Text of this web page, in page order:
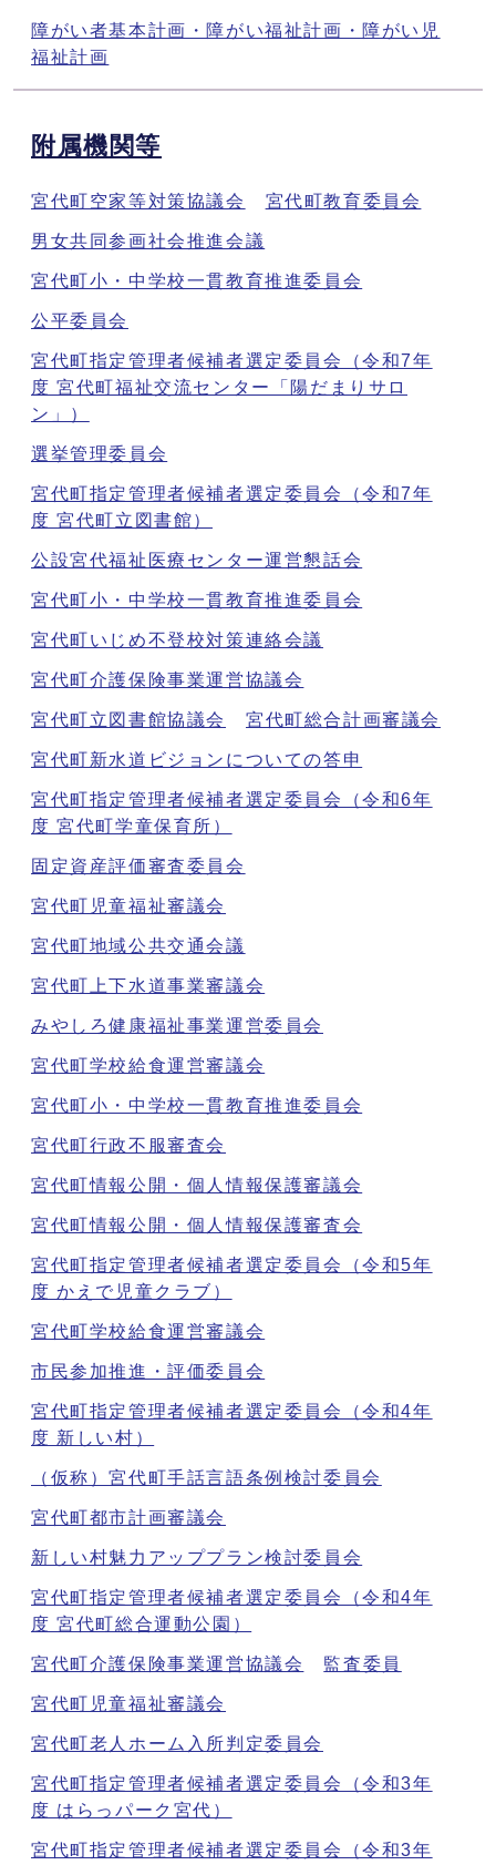
障がい者基本計画・障がい福祉計画・障がい児
福祉計画
附属機関等
宮代町空家等対策協議会 宮代町教育委員会
男女共同参画社会推進会議
宮代町小・中学校一貫教育推進委員会
公平委員会
宮代町指定管理者候補者選定委員会（令和7年
度 宮代町福祉交流センター「陽だまりサロ
ン」）
選挙管理委員会
宮代町指定管理者候補者選定委員会（令和7年
度 宮代町立図書館）
公設宮代福祉医療センター運営懇話会
宮代町小・中学校一貫教育推進委員会
宮代町いじめ不登校対策連絡会議
宮代町介護保険事業運営協議会
宮代町立図書館協議会 宮代町総合計画審議会
宮代町新水道ビジョンについての答申
宮代町指定管理者候補者選定委員会（令和6年
度 宮代町学童保育所）
固定資産評価審査委員会
宮代町児童福祉審議会
宮代町地域公共交通会議
宮代町上下水道事業審議会
みやしろ健康福祉事業運営委員会
宮代町学校給食運営審議会
宮代町小・中学校一貫教育推進委員会
宮代町行政不服審査会
宮代町情報公開・個人情報保護審議会
宮代町情報公開・個人情報保護審査会
宮代町指定管理者候補者選定委員会（令和5年
度 かえで児童クラブ）
宮代町学校給食運営審議会
市民参加推進・評価委員会
宮代町指定管理者候補者選定委員会（令和4年
度 新しい村）
（仮称）宮代町手話言語条例検討委員会
宮代町都市計画審議会
新しい村魅力アッププラン検討委員会
宮代町指定管理者候補者選定委員会（令和4年
度 宮代町総合運動公園）
宮代町介護保険事業運営協議会 監査委員
宮代町児童福祉審議会
宮代町老人ホーム入所判定委員会
宮代町指定管理者候補者選定委員会（令和3年
度 はらっパーク宮代）
宮代町指定管理者候補者選定委員会（令和3年